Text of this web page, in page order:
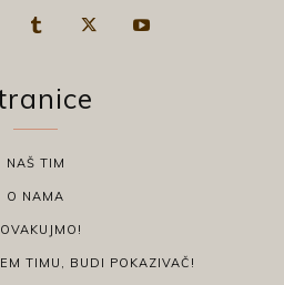
NAŠ TIM
O NAMA
TIMU, BUDI POKAZIVAČ!